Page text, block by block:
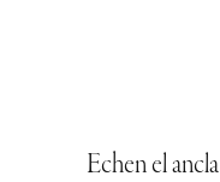
Echen el ancla